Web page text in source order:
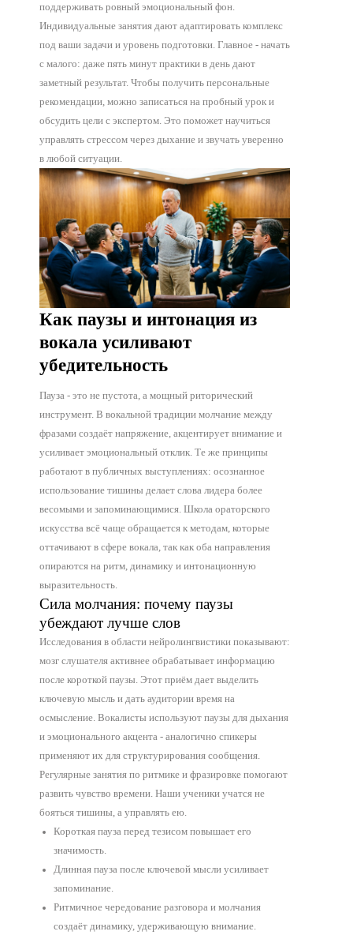
поддерживать ровный эмоциональный фон.
Индивидуальные занятия дают адаптировать комплекс
под ваши задачи и уровень подготовки. Главное - начать
с малого: даже пять минут практики в день дают
заметный результат. Чтобы получить персональные
рекомендации, можно записаться на пробный урок и
обсудить цели с экспертом. Это поможет научиться
управлять стрессом через дыхание и звучать уверенно
в любой ситуации.
Как паузы и интонация из
вокала усиливают
убедительность
Пауза - это не пустота, а мощный риторический
инструмент. В вокальной традиции молчание между
фразами создаёт напряжение, акцентирует внимание и
усиливает эмоциональный отклик. Те же принципы
работают в публичных выступлениях: осознанное
использование тишины делает слова лидера более
весомыми и запоминающимися. Школа ораторского
искусства всё чаще обращается к методам, которые
оттачивают в сфере вокала, так как оба направления
опираются на ритм, динамику и интонационную
выразительность.
Сила молчания: почему паузы
убеждают лучше слов
Исследования в области нейролингвистики показывают:
мозг слушателя активнее обрабатывает информацию
после короткой паузы. Этот приём дает выделить
ключевую мысль и дать аудитории время на
осмысление. Вокалисты используют паузы для дыхания
и эмоционального акцента - аналогично спикеры
применяют их для структурирования сообщения.
Регулярные занятия по ритмике и фразировке помогают
развить чувство времени. Наши ученики учатся не
бояться тишины, а управлять ею.
Короткая пауза перед тезисом повышает его
значимость.
Длинная пауза после ключевой мысли усиливает
запоминание.
Ритмичное чередование разговора и молчания
создаёт динамику, удерживающую внимание.